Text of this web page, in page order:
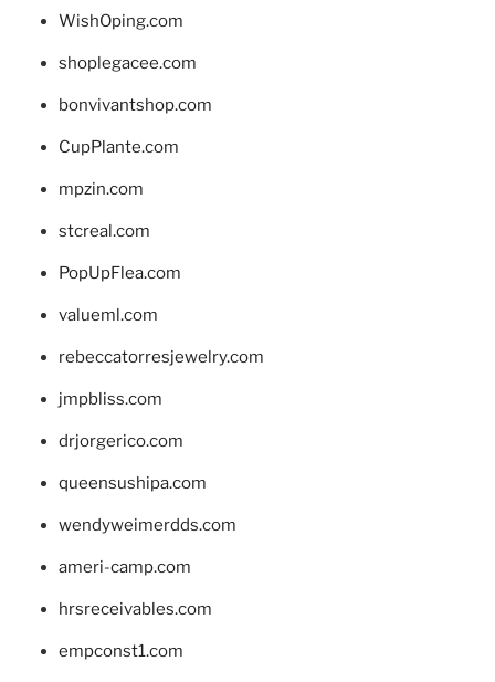
WishOping.com
shoplegacee.com
bonvivantshop.com
CupPlante.com
mpzin.com
stcreal.com
PopUpFlea.com
valueml.com
rebeccatorresjewelry.com
jmpbliss.com
drjorgerico.com
queensushipa.com
wendyweimerdds.com
ameri-camp.com
hrsreceivables.com
empconst1.com